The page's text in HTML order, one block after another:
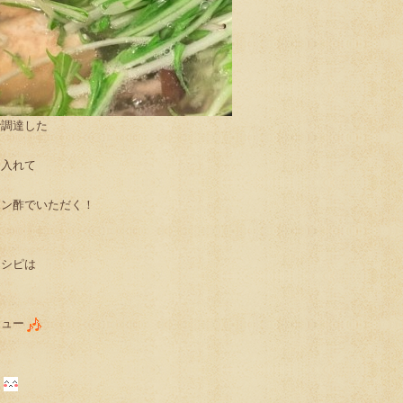
達した
れて
酢でいただく！
ピは
ー